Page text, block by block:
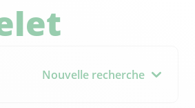
Nouvelle recherche